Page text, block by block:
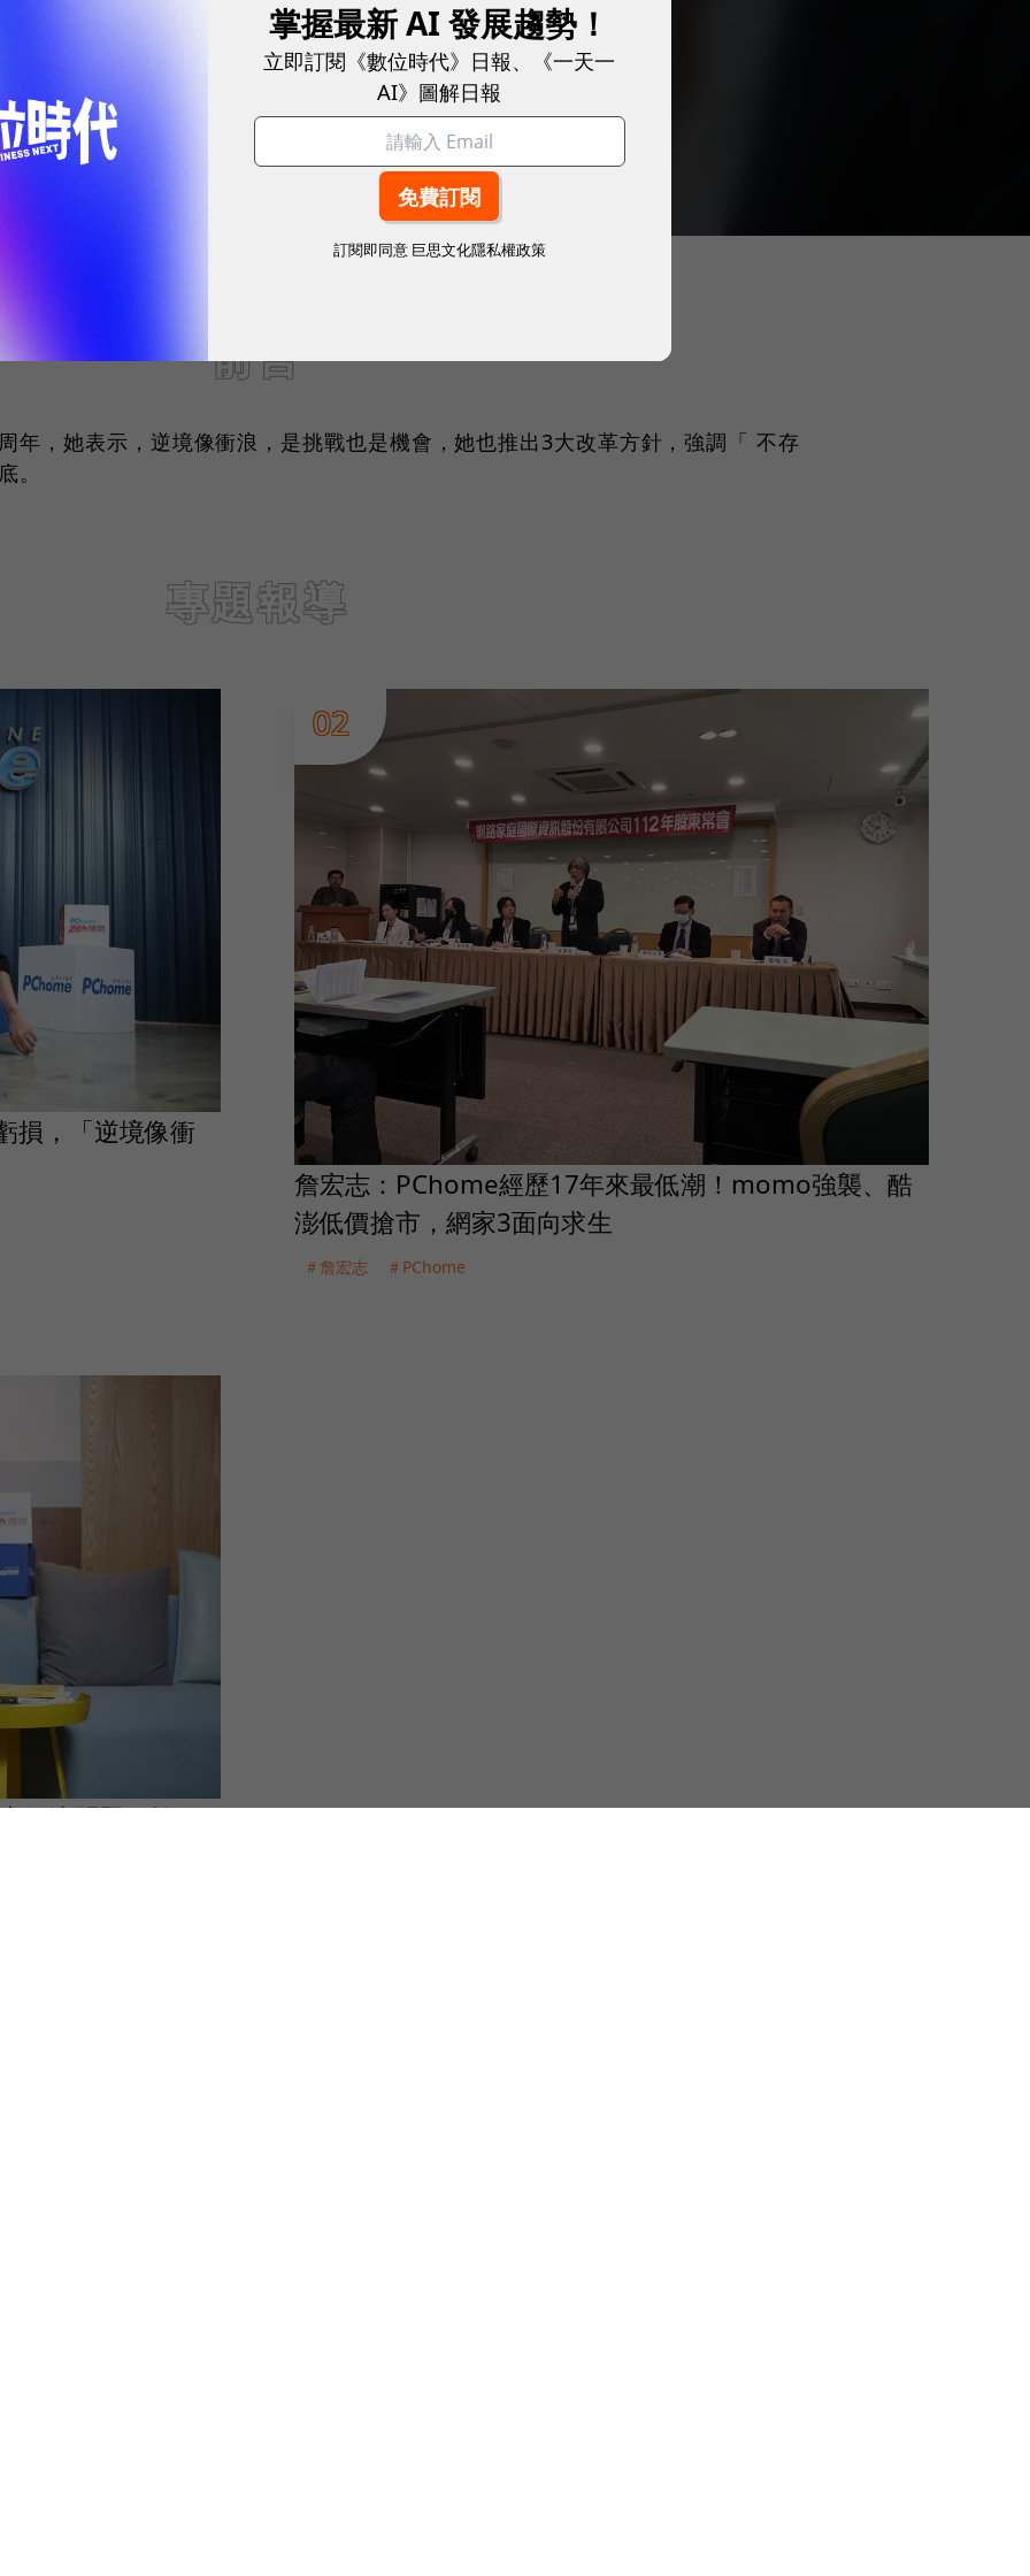
前言
年，她表示，逆境像衝浪，是挑戰也是機會，她也推出3大改革方針，強調「 不存
。
專題報導
損，「逆境像衝
02
詹宏志：PChome經歷17年來最低潮！momo強襲、酷
澎低價搶市，網家3面向求生
＃詹宏志 ＃PChome
解決問題？答
掌握最新 AI 發展趨勢！
立即訂閱《數位時代》日報、《一天一
AI》圖解日報
訂閱即同意 巨思文化隱私權政策